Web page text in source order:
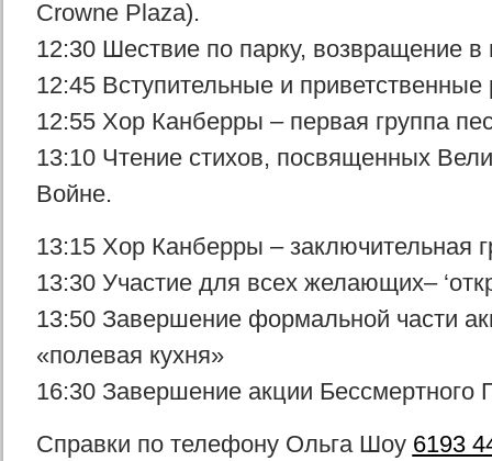
Crowne Plaza).
12:30 Шествие по парку, возвращение в
12:45 Вступительные и приветственные
12:55 Хор Канберры – первая группа
13:10 Чтение стихов, посвященных
Войне.
13:15 Хор Канберры – заключительная
13:30 Участие для всех желающих–
13:50 Завершение формальной части
«полевая кухня»
16:30 Завершение акции Бессмертного
Справки по телефону Ольга Шоу 6193